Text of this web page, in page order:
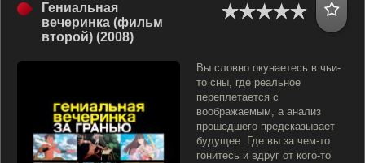
Гениальная
вечеринка (фильм
второй) (2008)
Вы словно окунаетесь в чьи-
то сны, где реальное
переплетается с
воображаемым, а анализ
прошедшего предсказывает
будущее. Где вы за чем-то
гонитесь и вдруг от кого-то